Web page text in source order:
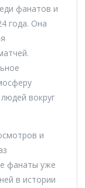
фанатов и
года. Она
вокруг
и
фанаты уже
в истории